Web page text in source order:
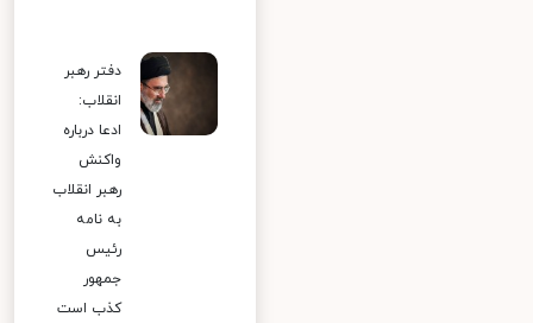
دفتر رهبر
انقلاب:
ادعا درباره
واکنش
رهبر انقلاب
به نامه
رئیس
جمهور
کذب است